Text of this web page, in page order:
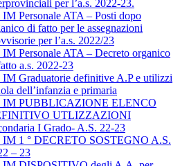
per l’a.s. 2022-23.
IM Personale ATA – Posti dopo
di fatto per le assegnazioni
per l’a.s. 2022/23
IM Personale ATA – Decreto organico
a.s. 2022-23
IM Graduatorie definitive A.P e utilizzi
dell’infanzia e primaria
IM PUBBLICAZIONE ELENCO
UTLIZZAZIONI
I Grado- A.S. 22-23
IM 1 ° DECRETO SOSTEGNO A.S.
– 23